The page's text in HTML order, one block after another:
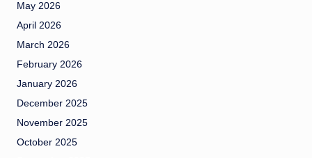
May 2026
April 2026
March 2026
February 2026
January 2026
December 2025
November 2025
October 2025